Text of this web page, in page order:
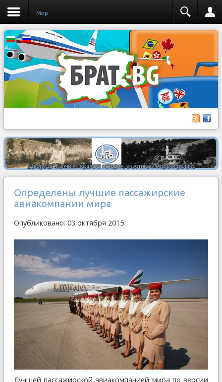
Мир
Определены лучшие пассажирские
авиакомпании мира
Опубликовано: 03 октября 2015
Лучшей пассажирской авиакомпанией мира по версии